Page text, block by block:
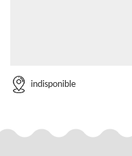
indisponible